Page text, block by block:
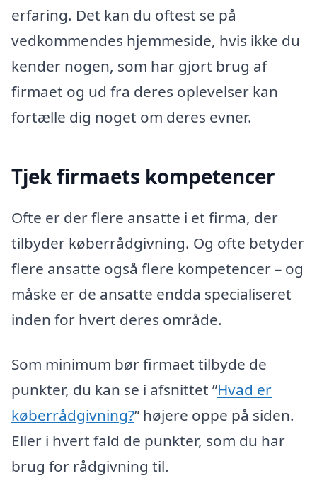
erfaring. Det kan du oftest se på
vedkommendes hjemmeside, hvis ikke du
kender nogen, som har gjort brug af
firmaet og ud fra deres oplevelser kan
fortælle dig noget om deres evner.
Tjek firmaets kompetencer
Ofte er der flere ansatte i et firma, der
tilbyder køberrådgivning. Og ofte betyder
flere ansatte også flere kompetencer – og
måske er de ansatte endda specialiseret
inden for hvert deres område.
Som minimum bør firmaet tilbyde de
punkter, du kan se i afsnittet ”Hvad er
køberrådgivning?” højere oppe på siden.
Eller i hvert fald de punkter, som du har
brug for rådgivning til.